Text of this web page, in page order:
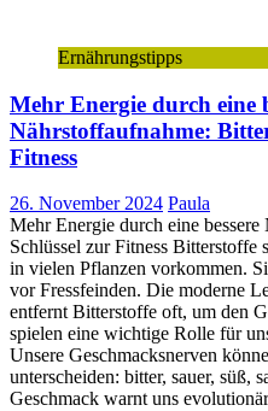
Ernährungstipps
Mehr Energie durch eine
Nährstoffaufnahme:
Fitness
26. November 2024 Paula
Mehr Energie durch eine
Schlüssel zur Fitness
in vielen Pflanzen vorkommen.
vor Fressfeinden. Die moderne
entfernt Bitterstoffe oft, um den
spielen eine wichtige Rolle für
Unsere Geschmacksnerven
unterscheiden: bitter, sauer, süß,
Geschmack warnt uns